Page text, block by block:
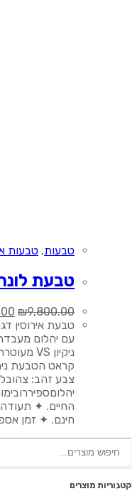
טבעות, טבעות
טבעת
₪9,800.00
החיים. ✦
חינם. ✦ זמן
עבור:
קטגוריות מוצרים